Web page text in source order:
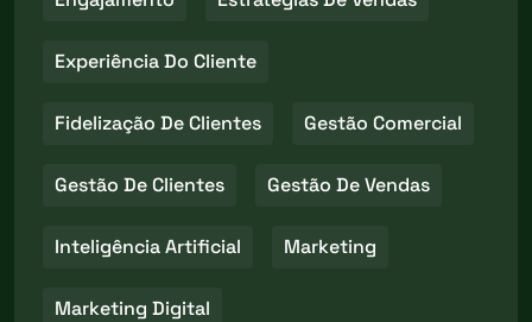
Experiência Do Cliente
Fidelização De Clientes Gestão Comercial
Gestão De Clientes Gestão De Vendas
Inteligência Artificial Marketing
Marketing Digital